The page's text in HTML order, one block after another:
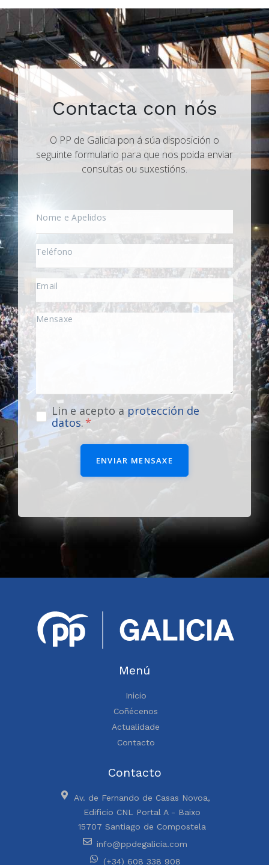
Contacta con nós
O PP de Galicia pon á súa disposición o
seguinte formulario para que nos poida enviar
consultas ou suxestións.
Lin e acepto a protección de
datos.
ENVIAR MENSAXE
Menú
Inicio
Coñécenos
Actualidade
Contacto
Contacto
Av. de Fernando de Casas Novoa,
Edificio CNL Portal A - Baixo
15707 Santiago de Compostela
info@ppdegalicia.com
(+34) 608 338 908